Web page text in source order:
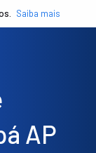
Saiba mais
AP